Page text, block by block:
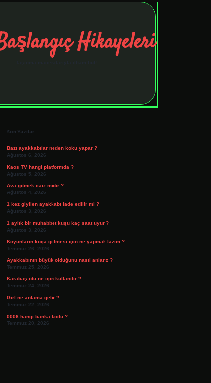
Hikayeleri
Son Yazılar
Bazı ayakkabılar neden koku yapar ?
Ağustos 6, 2026
Kaos TV hangi platformda ?
Ağustos 5, 2026
Ava gitmek caiz midir ?
Ağustos 4, 2026
1 kez giyilen ayakkabı iade edilir mi ?
Ağustos 3, 2026
1 aylık bir muhabbet kuşu kaç saat uyur ?
Ağustos 3, 2026
Koyunların koça gelmesi için ne yapmak lazım ?
Temmuz 26, 2026
Ayakkabının büyük olduğunu nasıl anlarız ?
Temmuz 25, 2026
Karabaş otu ne için kullanılır ?
Temmuz 24, 2026
Girl ne anlama gelir ?
Temmuz 22, 2026
0006 hangi banka kodu ?
Temmuz 20, 2026
tulipbetelexbett.net